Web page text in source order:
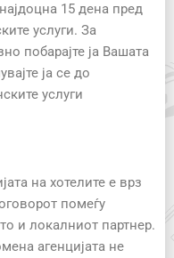
15 дена пред
услуги. За
побарајте ја Вашата
ја се до
услуги
на хотелите е врз
помеѓу
и локалниот партнер.
агенцијата не